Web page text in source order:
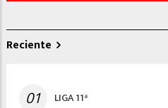
Reciente
01 LIGA 11ª